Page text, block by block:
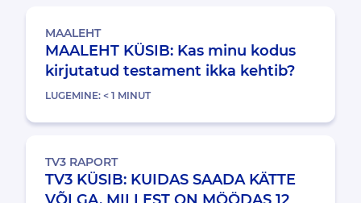
MAALEHT
MAALEHT KÜSIB: Kas minu kodus
kirjutatud testament ikka kehtib?
LUGEMINE: < 1 MINUT
TV3 RAPORT
TV3 KÜSIB: KUIDAS SAADA KÄTTE